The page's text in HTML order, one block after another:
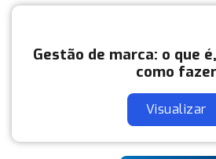
Gestão de marca: o que
como fazer
Visualizar